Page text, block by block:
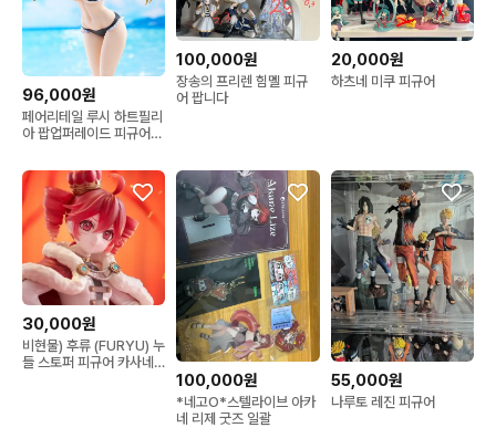
96,000원
페어리테일 루시 하트필리
아 팝업퍼레이드 피규어
100,000원
장송의 프리렌 힘멜 피규
어 팝니다
20,000원
하츠네 미쿠 피규어
30,000원
비현물) 후류 (FURYU) 누
들 스토퍼 피규어 카사네
100,000원
*네고O*스텔라이브 아카
네 리제 굿즈 일괄
55,000원
나루토 레진 피규어